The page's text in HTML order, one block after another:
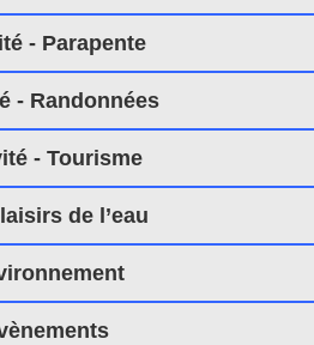
- Parapente
- Randonnées
- Tourisme
de l’eau